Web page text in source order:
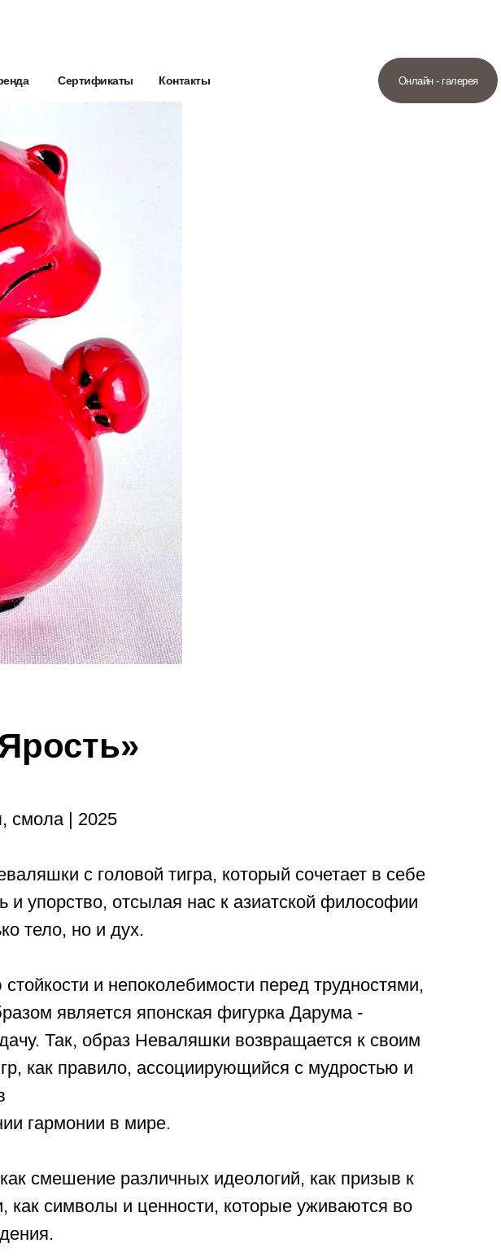
Контакты
Сертификаты Онлайн - галерея
смола | 2025
с головой тигра, который сочетает в себе
и упорство, отсылая нас к азиатской философии
тело, но и дух.
и непоколебимости перед трудностями,
является японская фигурка Дарума -
Так, образ Неваляшки возвращается к своим
как правило, ассоциирующийся с мудростью и
гармонии в мире.
смешение различных идеологий, как призыв к
символы и ценности, которые уживаются во